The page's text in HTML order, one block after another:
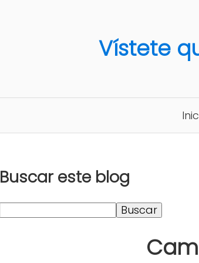
Vístete
Buscar este blog